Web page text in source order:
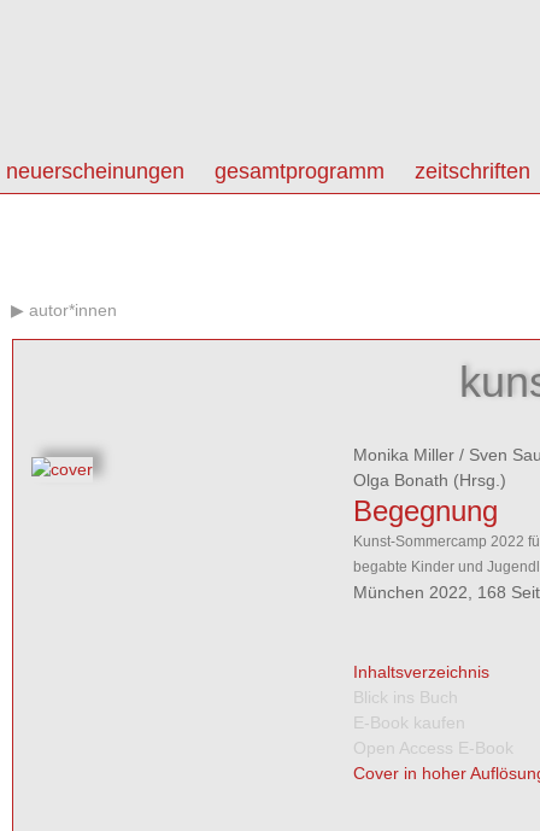
neuerscheinungen gesamtprogramm zeitschriften
autor*innen
Monika Miller/ Sven
Olga Bonath (Hrsg.)
Begegnung
Kunst-Sommercamp 2022
begabte Kinder und
München 2022, 168
Inhaltsverzeichnis
Blick ins Buch
E-Book kaufen
Open Access E-Book
Cover in hoher